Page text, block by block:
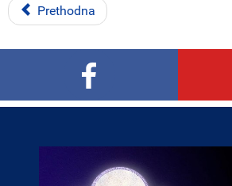
februaraPrethodna